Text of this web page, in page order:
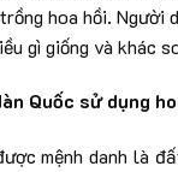
hoa hồi. Người
gì giống và khác
Quốc sử dụng
mệnh danh là